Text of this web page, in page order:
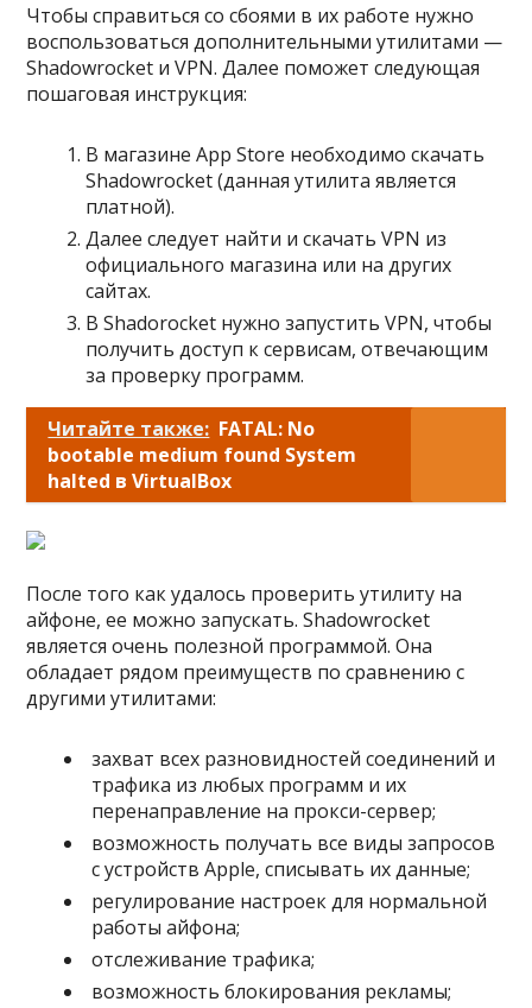
Чтобы справиться со сбоями в их работе нужно
воспользоваться дополнительными утилитами —
Shadowrocket и VPN. Далее поможет следующая
пошаговая инструкция:
В магазине App Store необходимо скачать
Shadowrocket (данная утилита является
платной).
Далее следует найти и скачать VPN из
официального магазина или на других
сайтах.
В Shadorocket нужно запустить VPN, чтобы
получить доступ к сервисам, отвечающим
за проверку программ.
Читайте также: FATAL: No
bootable medium found System
halted в VirtualBox
После того как удалось проверить утилиту на
айфоне, ее можно запускать. Shadowrocket
является очень полезной программой. Она
обладает рядом преимуществ по сравнению с
другими утилитами:
захват всех разновидностей соединений и
трафика из любых программ и их
перенаправление на прокси-сервер;
возможность получать все виды запросов
с устройств Apple, списывать их данные;
регулирование настроек для нормальной
работы айфона;
отслеживание трафика;
возможность блокирования рекламы;